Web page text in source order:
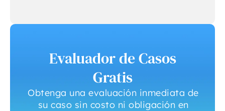
Evaluador de Casos
Gratis
Obtenga una evaluación inmediata de
su caso sin costo ni obligación en